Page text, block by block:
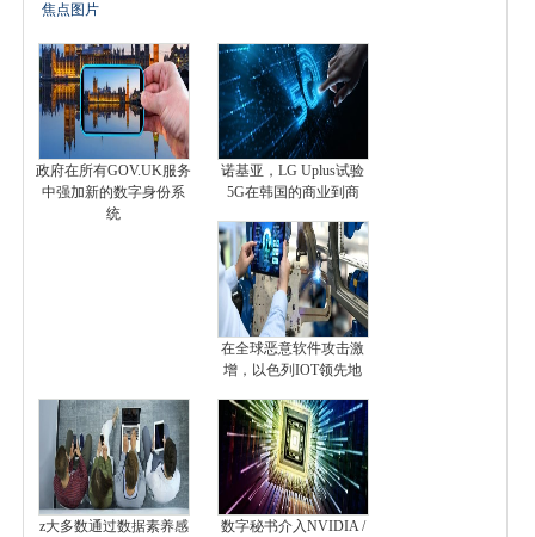
焦点图片
政府在所有GOV.UK服务
中强加新的数字身份系
统
诺基亚，LG Uplus试验
5G在韩国的商业到商
在全球恶意软件攻击激
增，以色列IOT领先地
z大多数通过数据素养感
数字秘书介入NVIDIA /